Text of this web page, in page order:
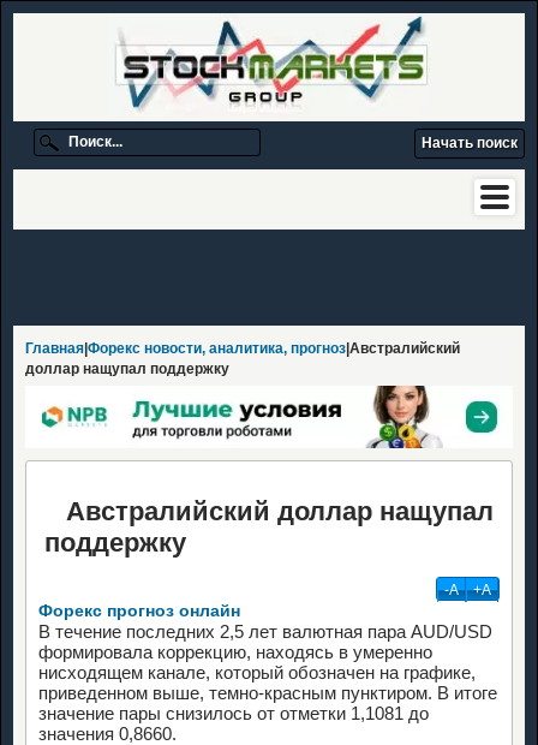
Главная Форекс новости, аналитика, прогноз |Австралийский
доллар нащупал поддержку
Австралийский доллар нащупал
поддержку
-А +А
Форекс прогноз онлайн
В течение последних 2,5 лет валютная пара AUD/USD
формировала коррекцию, находясь в умеренно
нисходящем канале, который обозначен на графике,
приведенном выше, темно-красным пунктиром. В итоге
значение пары снизилось от отметки 1,1081 до
значения 0,8660.